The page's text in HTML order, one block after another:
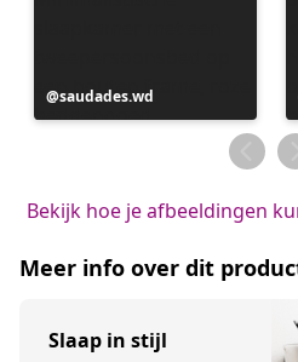
Bericht
gepubliceerd
saudades.wd
Bekijk hoe je afbeeldingen
Meer info over dit
Slaap in stijl